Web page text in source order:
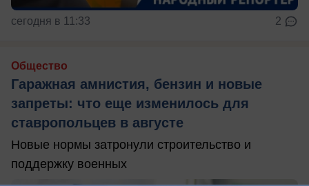
сегодня в 11:33 2
Общество
Гаражная амнистия, бензин и новые
запреты: что еще изменилось для
ставропольцев в августе
Новые нормы затронули строительство и
поддержку военных